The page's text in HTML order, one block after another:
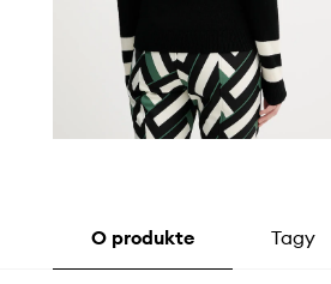
O produkte Tagy